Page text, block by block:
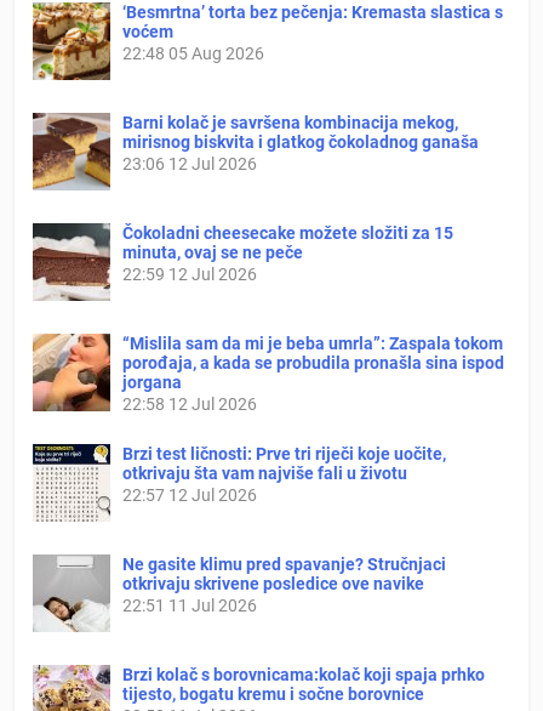
‘Besmrtna’ torta bez pečenja: Kremasta slastica s
voćem
22:48 05 Aug 2026
Barni kolač je savršena kombinacija mekog,
mirisnog biskvita i glatkog čokoladnog ganaša
23:06 12 Jul 2026
Čokoladni cheesecake možete složiti za 15
minuta, ovaj se ne peče
22:59 12 Jul 2026
“Mislila sam da mi je beba umrla”: Zaspala tokom
porođaja, a kada se probudila pronašla sina ispod
jorgana
22:58 12 Jul 2026
Brzi test ličnosti: Prve tri riječi koje uočite,
otkrivaju šta vam najviše fali u životu
22:57 12 Jul 2026
Ne gasite klimu pred spavanje? Stručnjaci
otkrivaju skrivene posledice ove navike
22:51 11 Jul 2026
Brzi kolač s borovnicama:kolač koji spaja prhko
tijesto, bogatu kremu i sočne borovnice